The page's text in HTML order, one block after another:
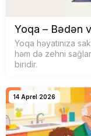
Yoqa – Bədən
Yoqa həyatınıza
həm də zehni
biridir.
14 Aprel 2026